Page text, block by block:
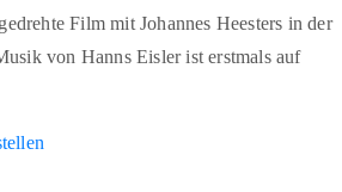
Film mit Johannes Heesters in der
von Hanns Eisler ist erstmals auf